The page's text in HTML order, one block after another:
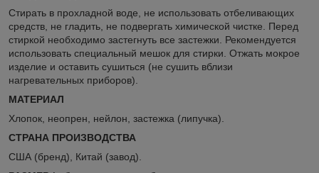
Стирать в прохладной воде, не использовать отбеливающих
средств, не гладить, не подвергать химической чистке. Перед
стиркой необходимо застегнуть все застежки. Рекомендуется
использовать специальный мешок для стирки. Отжать мокрое
изделие и оставить сушиться (не сушить вблизи
нагревательных приборов).
МАТЕРИАЛ
Хлопок, неопрен, нейлон, застежка (липучка).
СТРАНА ПРОИЗВОДСТВА
США (бренд), Китай (завод).